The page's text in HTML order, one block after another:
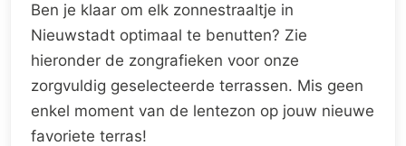
Ben je klaar om elk zonnestraaltje in
Nieuwstadt optimaal te benutten? Zie
hieronder de zongrafieken voor onze
zorgvuldig geselecteerde terrassen. Mis geen
enkel moment van de lentezon op jouw nieuwe
favoriete terras!